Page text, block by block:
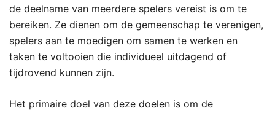
de deelname van meerdere spelers vereist is om te
bereiken. Ze dienen om de gemeenschap te verenigen,
spelers aan te moedigen om samen te werken en
taken te voltooien die individueel uitdagend of
tijdrovend kunnen zijn.
Het primaire doel van deze doelen is om de